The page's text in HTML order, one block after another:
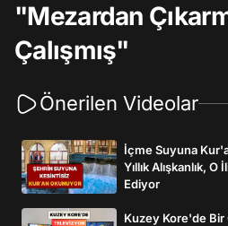
"Mezardan
Çalışmış"
Önerilen Videolar
İçme Suyuna
Yıllık Alışkanlık,
Ediyor
Kuzey Kore'de Bir